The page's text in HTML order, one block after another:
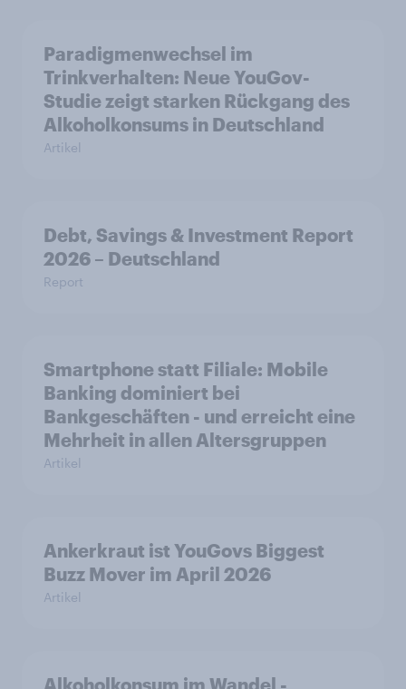
Paradigmenwechsel im
Trinkverhalten: Neue YouGov-
Studie zeigt starken Rückgang des
Alkoholkonsums in Deutschland
Artikel
Debt, Savings & Investment Report
2026 – Deutschland
Report
Smartphone statt Filiale: Mobile
Banking dominiert bei
Bankgeschäften - und erreicht eine
Mehrheit in allen Altersgruppen
Artikel
Ankerkraut ist YouGovs Biggest
Buzz Mover im April 2026
Artikel
Alkoholkonsum im Wandel​ -